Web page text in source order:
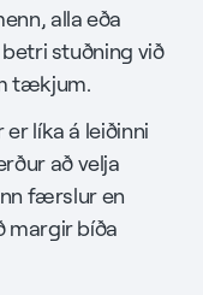
alla eða
stuðning við
tækjum.
líka á leiðinni
að velja
færslur en
margir bíða